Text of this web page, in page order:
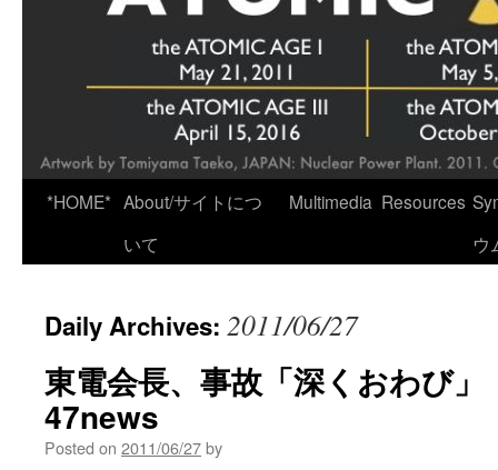
*HOME* About/サイトにつ
いて
Multimedia Resources
ウ
Daily Archives: 2011/06/27
東電会長、事故「深くおわ
47news
Posted on 2011/06/27by